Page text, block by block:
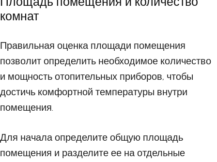
комнат
Правильная оценка площади помещения
позволит определить необходимое количество
и мощность отопительных приборов, чтобы
достичь комфортной температуры внутри
помещения.
Для начала определите общую площадь
помещения и разделите ее на отдельные